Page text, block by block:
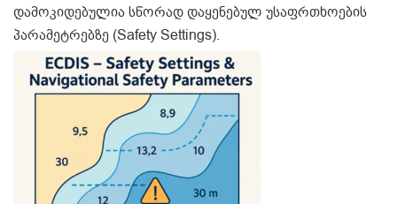
დამოკიდებულია სწორად დაყენებულ უსაფრთხოების
პარამეტრებზე (Safety Settings).